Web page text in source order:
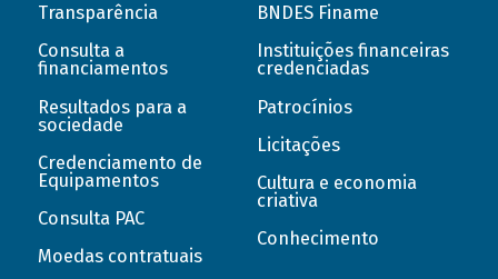
Transparência
Consulta a
financiamentos
Resultados para a
sociedade
Credenciamento de
Equipamentos
Consulta PAC
Moedas contratuais
BNDES Finame
Instituições financeiras
credenciadas
Patrocínios
Licitações
Cultura e economia
criativa
Conhecimento